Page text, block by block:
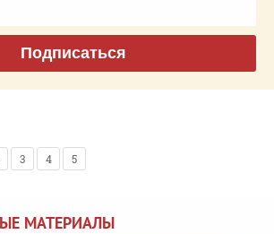
Подписаться
3 4 5
МАТЕРИАЛЫ